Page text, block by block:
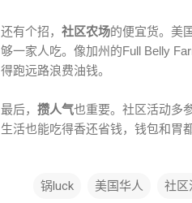
还有个招， 社区农场的便宜货。美
够一家人吃。像加州的Full Belly
得跑远路浪费油钱。
最后， 攒人气也重要。 社区活动多
生活也能吃得香还省钱， 钱包和胃
锅luck 美国华人 社区